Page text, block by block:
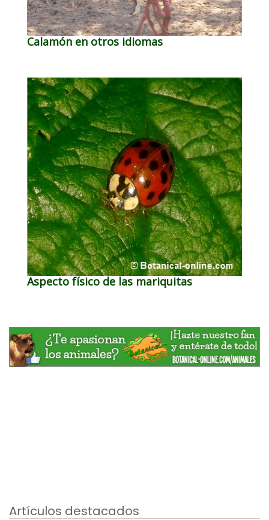
Calamón en otros idiomas
Aspecto físico de las mariquitas
Artículos destacados